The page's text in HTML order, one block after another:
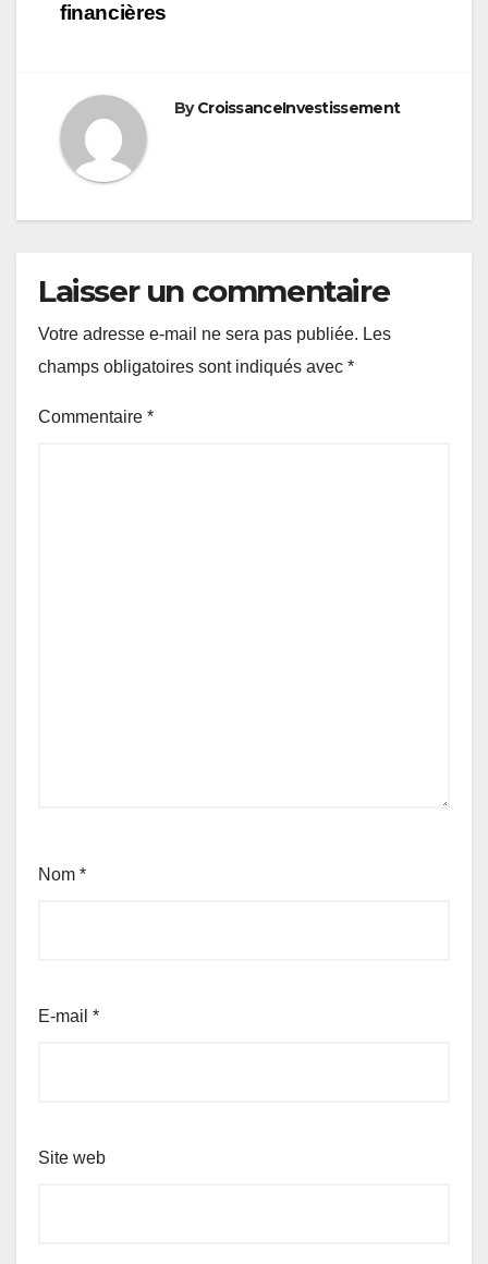
financières
ByCroissanceInvestissement
Laisser un commentaire
Votre adresse e-mail ne sera pas publiée. Les
champs obligatoires sont indiqués avec *
Commentaire *
Nom *
E-mail *
Site web